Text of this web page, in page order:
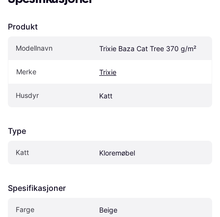
Produkt
Modellnavn Trixie Baza Cat Tree 370 g/m²
Merke Trixie
Husdyr Katt
Type
Katt Kloremøbel
Spesifikasjoner
Farge Beige